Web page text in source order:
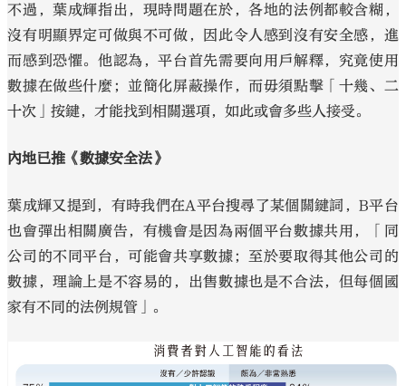
不過，葉成輝指出，現時問題在於，各地的法例都較含糊，
沒有明顯界定可做與不可做，因此令人感到沒有安全感，進
而感到恐懼。他認為，平台首先需要向用戶解釋，究竟使用
數據在做些什麼；並簡化屏蔽操作，而毋須點擊「十幾、二
十次」按鍵，才能找到相關選項，如此或會多些人接受。
內地已推《數據安全法》
葉成輝又提到，有時我們在A平台搜尋了某個關鍵詞，B平台
也會彈出相關廣告，有機會是因為兩個平台數據共用，「同
公司的不同平台，可能會共享數據；至於要取得其他公司的
數據，理論上是不容易的，出售數據也是不合法，但每個國
家有不同的法例規管」。